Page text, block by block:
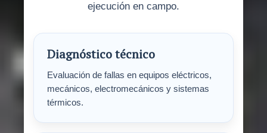
ejecución en campo.
Diagnóstico técnico
Evaluación de fallas en equipos eléctricos,
mecánicos, electromecánicos y sistemas
térmicos.